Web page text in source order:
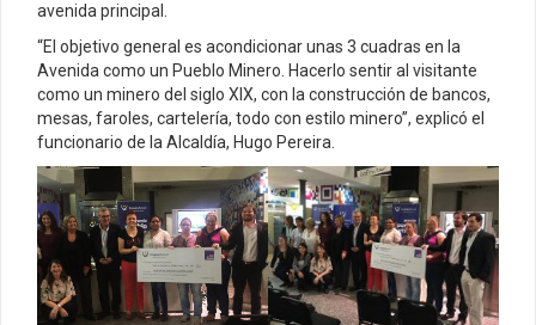
avenida principal.
“El objetivo general es acondicionar unas 3 cuadras en la
Avenida como un Pueblo Minero. Hacerlo sentir al visitante
como un minero del siglo XIX, con la construcción de bancos,
mesas, faroles, cartelería, todo con estilo minero”, explicó el
funcionario de la Alcaldía, Hugo Pereira.